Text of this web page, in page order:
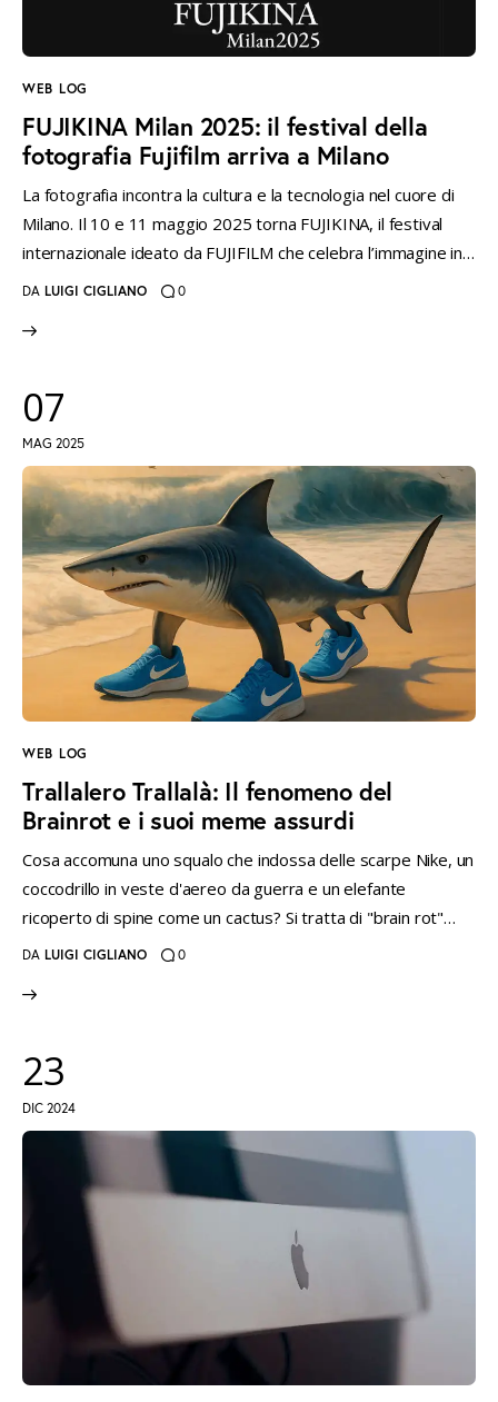
WEB LOG
FUJIKINA Milan 2025: il festival della
fotografia Fujifilm arriva a Milano
La fotografia incontra la cultura e la tecnologia nel cuore di
Milano. Il 10 e 11 maggio 2025 torna FUJIKINA, il festival
internazionale ideato da FUJIFILM che celebra l’immagine in…
DA LUIGI CIGLIANO 0
07
MAG 2025
WEB LOG
Trallalero Trallalà: Il fenomeno del
Brainrot e i suoi meme assurdi
Cosa accomuna uno squalo che indossa delle scarpe Nike, un
coccodrillo in veste d'aereo da guerra e un elefante
ricoperto di spine come un cactus? Si tratta di "brain rot"…
DA LUIGI CIGLIANO 0
23
DIC 2024